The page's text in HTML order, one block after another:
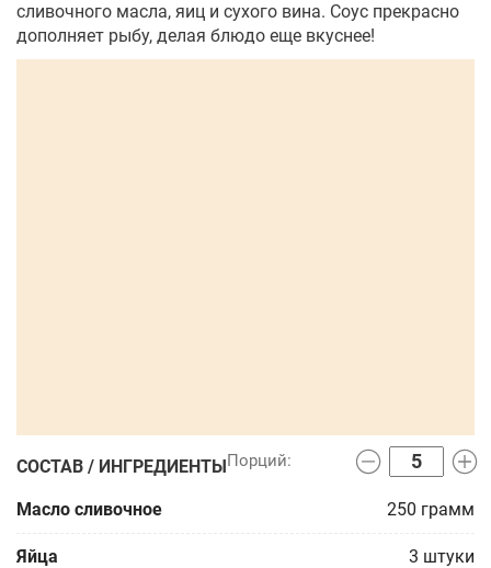
сливочного масла, яиц и сухого вина. Соус прекрасно
дополняет рыбу, делая блюдо еще вкуснее!
СОСТАВ / ИНГРЕДИЕНТЫ
Масло сливочное 250 грамм
Яйца 3 штуки